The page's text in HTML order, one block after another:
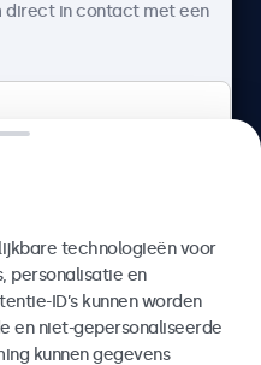
bedrijven
direct in contact met een
technologieën voor
personalisatie en
ID’s kunnen worden
en niet-gepersonaliseerde
kunnen gegevens